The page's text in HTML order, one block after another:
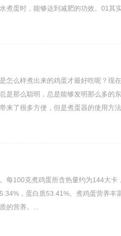
煮蛋时，能够达到减肥的功效。01其实
怎么样煮出来的鸡蛋才最好吃呢？现
那么聪明，总是能够发明那么多的
来了很多方便，但是煮蛋器的使用方法
每100克煮鸡蛋所含热量约为144大卡
，蛋白质53.41%。煮鸡蛋营养丰
的营养。...